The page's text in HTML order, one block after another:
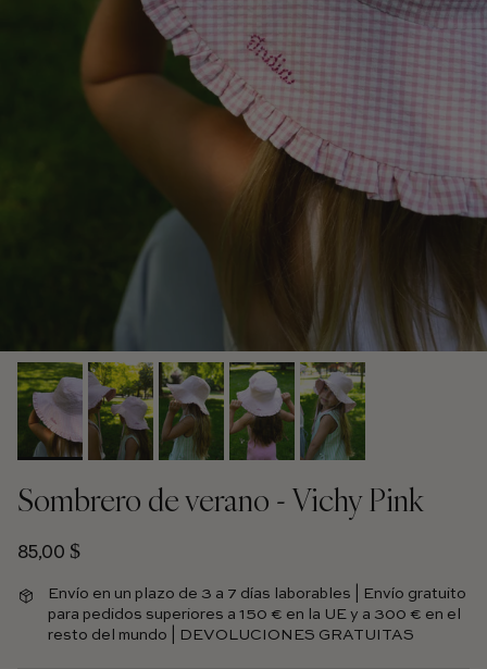
Sombrero de verano - Vichy Pink
Precio habitual
85,00 $
Envío en un plazo de 3 a 7 días laborables | Envío gratuito
para pedidos superiores a 150 € en la UE y a 300 € en el
resto del mundo | DEVOLUCIONES GRATUITAS